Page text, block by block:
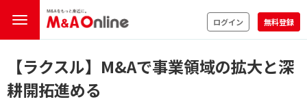
ログイン 無料登録
【ラクスル】M&Aで事業領域の拡大と深
耕開拓進める